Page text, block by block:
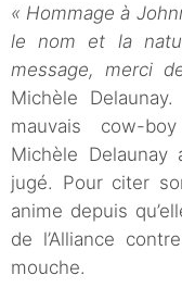
« Hommage à
le nom et la
message, merci
Michèle
mauvais cow-
Michèle
jugé. Pour citer
anime depuis
de l’Alliance
mouche.